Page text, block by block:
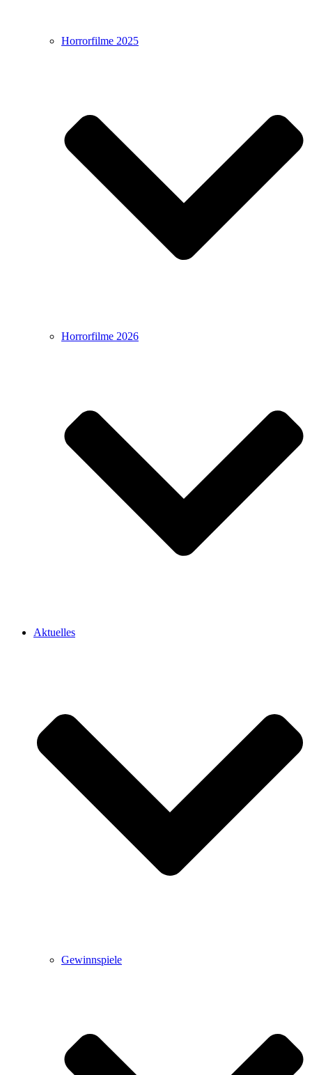
Horrorfilme 2025
Horrorfilme 2026
Aktuelles
Gewinnspiele